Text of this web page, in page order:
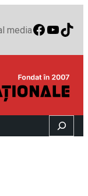
media
Search